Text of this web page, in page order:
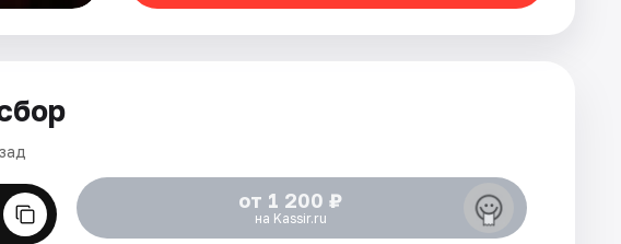
от 1 200 ₽
на Kassir.ru